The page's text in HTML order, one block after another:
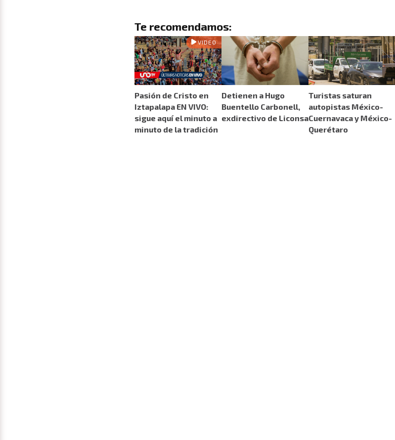
Te recomendamos:
VIDEO
Pasión de Cristo en
Iztapalapa EN VIVO:
sigue aquí el minuto a
minuto de la tradición
Detienen a Hugo
Buentello Carbonell,
exdirectivo de Liconsa
Turistas saturan
autopistas México-
Cuernavaca y México-
Querétaro